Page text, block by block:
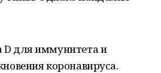
D для иммунитета и
коронавируса.